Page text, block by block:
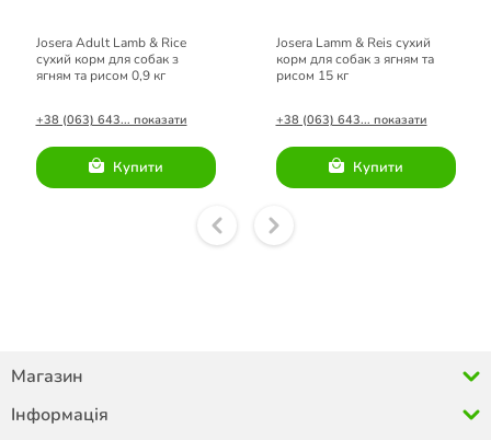
Josera Adult Lamb & Rice
сухий корм для собак з
ягням та рисом 0,9 кг
+38 (063) 643... показати
Купити
Josera Lamm & Reis сухий
корм для собак з ягням та
рисом 15 кг
+38 (063) 643... показати
Купити
Магазин
Інформація